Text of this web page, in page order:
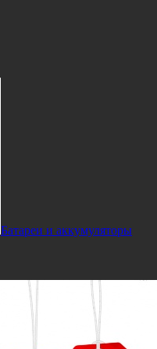
Батареи и аккумуляторы